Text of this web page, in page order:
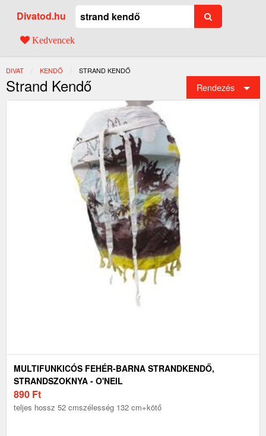
Divatod.hu
Kedvencek
DIVAT KENDŐ JELENLEGI:
STRAND KENDŐ
Strand Kendő Rendezés
MULTIFUNKICÓS FEHÉR-BARNA STRANDKENDŐ,
STRANDSZOKNYA - O'NEIL
890 Ft
teljes hossz 52 cmszélesség 132 cm+kötő